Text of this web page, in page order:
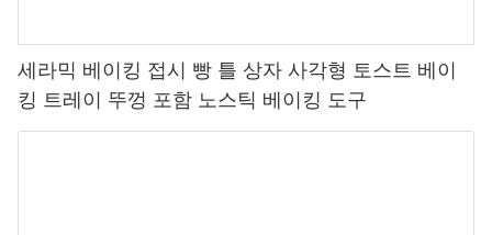
세라믹 베이킹 접시 빵 틀 상자 사각형 토스트 베이
킹 트레이 뚜껑 포함 노스틱 베이킹 도구